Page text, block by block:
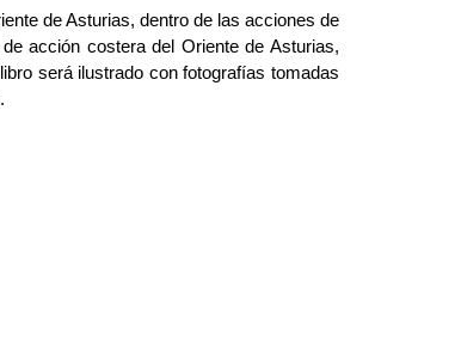
de Asturias, dentro de las acciones de
acción costera del Oriente de Asturias,
será ilustrado con fotografías tomadas